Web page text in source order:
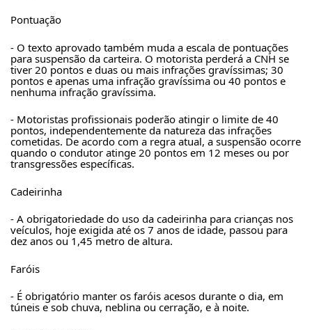
Pontuação
- O texto aprovado também muda a escala de pontuações
para suspensão da carteira. O motorista perderá a CNH se
tiver 20 pontos e duas ou mais infrações gravíssimas; 30
pontos e apenas uma infração gravíssima ou 40 pontos e
nenhuma infração gravíssima.
- Motoristas profissionais poderão atingir o limite de 40
pontos, independentemente da natureza das infrações
cometidas. De acordo com a regra atual, a suspensão ocorre
quando o condutor atinge 20 pontos em 12 meses ou por
transgressões específicas.
Cadeirinha
- A obrigatoriedade do uso da cadeirinha para crianças nos
veículos, hoje exigida até os 7 anos de idade, passou para
dez anos ou 1,45 metro de altura.
Faróis
- É obrigatório manter os faróis acesos durante o dia, em
túneis e sob chuva, neblina ou cerração, e à noite.